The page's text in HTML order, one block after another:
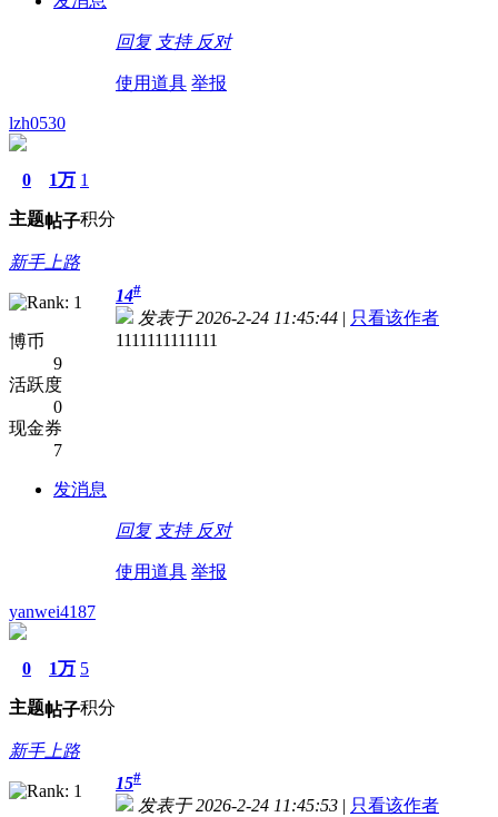
回复 支持 反对
使用道具 举报
lzh0530
0
主题
1万
帖子
1
积分
新手上路
博币
9
活跃度
0
现金券
7
发消息
14#
发表于 2026-2-24 11:45:44 | 只看该作者
1111111111111
回复 支持 反对
使用道具 举报
yanwei4187
0
主题
1万
帖子
5
积分
新手上路
15#
发表于 2026-2-24 11:45:53 | 只看该作者